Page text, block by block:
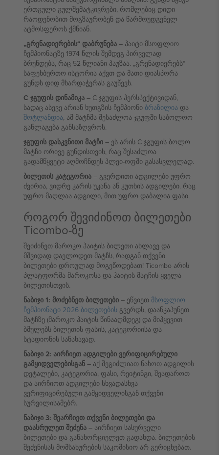
ერთგული გულშემატკივრები, რომლებიც დიდი
რაოდენობით მოგზაურობენ და წარმოუდგენელ
ატმოსფეროს ქმნიან.
„გრენადიერების“ დაბრუნება – ჰაიტი მსოფლიო
ჩემპიონატზე 1974 წლის შემდეგ პირველად
ბრუნდება, რაც 52-წლიანი პაუზაა. „გრენადიერებს“
საფეხბურთო ისტორია აქვთ და მათი დიასპორა
გუნდს დიდ მხარდაჭერას გაუწევს.
C ჯგუფის დინამიკა – C ჯგუფის პერსპექტივიდან,
სადაც ასევე არიან ხუთგზის ჩემპიონი ბრაზილია და
შოტლანდია, ამ მატჩმა შესაძლოა ჯგუფში საბოლოო
განლაგება განსაზღვროს.
ჯგუფის დასკვნითი მატჩი – ეს არის C ჯგუფის ბოლო
მატჩი ორივე გუნდისთვის, რაც შესაძლოა
გადამწყვეტი აღმოჩნდეს პლეი-ოფში გასასვლელად.
ბილეთის კატეგორია – გვერდითი ადგილები უფრო
ძვირია, ვიდრე კარის უკანა ან კუთხის ადგილები. რაც
უფრო მაღლაა ადგილი, მით უფრო დაბალია ფასი.
როგორ შევიძინოთ ბილეთები
Ticombo-ზე
შეიძინეთ მაროკო ჰაიტის ბილეთი ახლავე და
მშვიდად დაელოდეთ მატჩს, რადგან თქვენი
ბილეთები დროულად მოგეწოდებათ! Ticombo არის
პლატფორმა მაროკოსა და ჰაიტის მატჩის ყველა
ბილეთისთვის.
ნაბიჯი 1: მოძებნეთ ბილეთები – ეწვიეთ მსოფლიო
ჩემპიონატი 2026 ბილეთების გვერდს, დააწკაპუნეთ
მატჩზე (მაროკო ჰაიტის წინააღმდეგ) და მიჰყევით
ბმულებს ბილეთის ფასის, კატეგორიისა და
სტადიონის სანახავად.
ნაბიჯი 2: აირჩიეთ ადგილები ვერიფიცირებული
გამყიდველებისგან – აქ შეგიძლიათ ნახოთ ადგილის
დეტალები, კატეგორია, ფასი, რეიტინგი, შეადაროთ
და აირჩიოთ ადგილები სხვადასხვა
ვერიფიცირებული გამყიდველისგან თქვენი
სურვილისამებრ.
ნაბიჯი 3: შეარჩიეთ თქვენი ბილეთები და
დაასრულეთ შეძენა – აირჩიეთ სასურველი
ბილეთები და განახორციელეთ გადახდა. ბილეთების
შეძენისას მომსახურების საკომისიო არ გერიცხებათ.